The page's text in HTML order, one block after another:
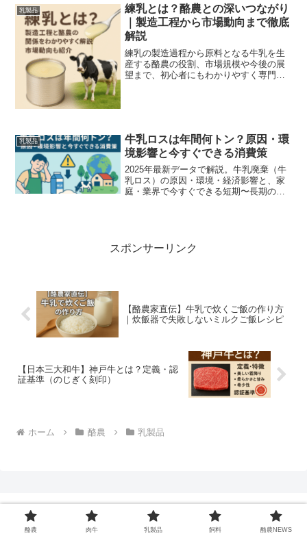
乳製品
練乳とは？酪農との深いつながり
｜製造工程から市場動向まで徹底
解説
練乳の製造過程から原料となる牛乳を生
産する酪農の役割、市場規模や今後の展
望まで、初心者にもわかりやすく専門解
乳製品
牛乳ロスは年間何トン？原因・環
境影響と今すぐできる消費策
2025年最新データで解説。牛乳廃棄（牛
乳ロス）の原因・環境・経済影響と、家
庭・業界で今すぐできる短期〜長期の具
スポンサーリンク
【酪農家直伝】牛乳で炊くご飯の作り方
｜炊飯器で失敗しないミルクご飯レシピ
【日本三大和牛】神戸牛とは？定義・認
証基準（のじぎく刻印）
ホーム 酪農 乳製品
酪農 肉牛 乳製品 飼料 酪農NEWS